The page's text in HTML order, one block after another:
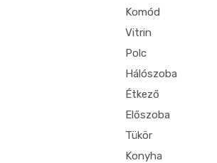
Komód
Vitrin
Polc
Hálószoba
Étkező
Előszoba
Tükör
Konyha